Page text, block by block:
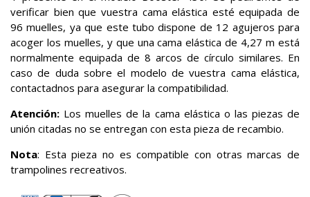
verificar bien que vuestra cama elástica esté equipada de
96 muelles, ya que este tubo dispone de 12 agujeros para
acoger los muelles, y que una cama elástica de 4,27 m está
normalmente equipada de 8 arcos de círculo similares. En
caso de duda sobre el modelo de vuestra cama elástica,
contactadnos para asegurar la compatibilidad.
Atención: Los muelles de la cama elástica o las piezas de
unión citadas no se entregan con esta pieza de recambio.
Nota: Esta pieza no es compatible con otras marcas de
trampolines recreativos.